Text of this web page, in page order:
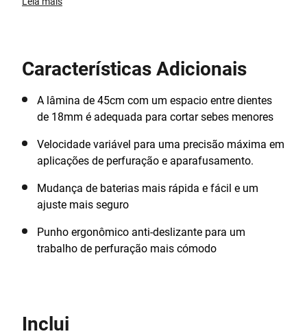
integrada. Utiliza uma bateria de iões de lítio que é
enquanto está inativa. Inclui 1 bateria de 1,5 Ah, 40
acessórios e uma prática caixa de ferramentas.
Características Adicionais
A lâmina de 45cm com um espacio entre dientes
de 18mm é adequada para cortar sebes menores
Velocidade variável para uma precisão máxima em
aplicações de perfuração e aparafusamento.
Mudança de baterias mais rápida e fácil e um
ajuste mais seguro
Punho ergonômico anti-deslizante para um
trabalho de perfuração mais cómodo
Inclui